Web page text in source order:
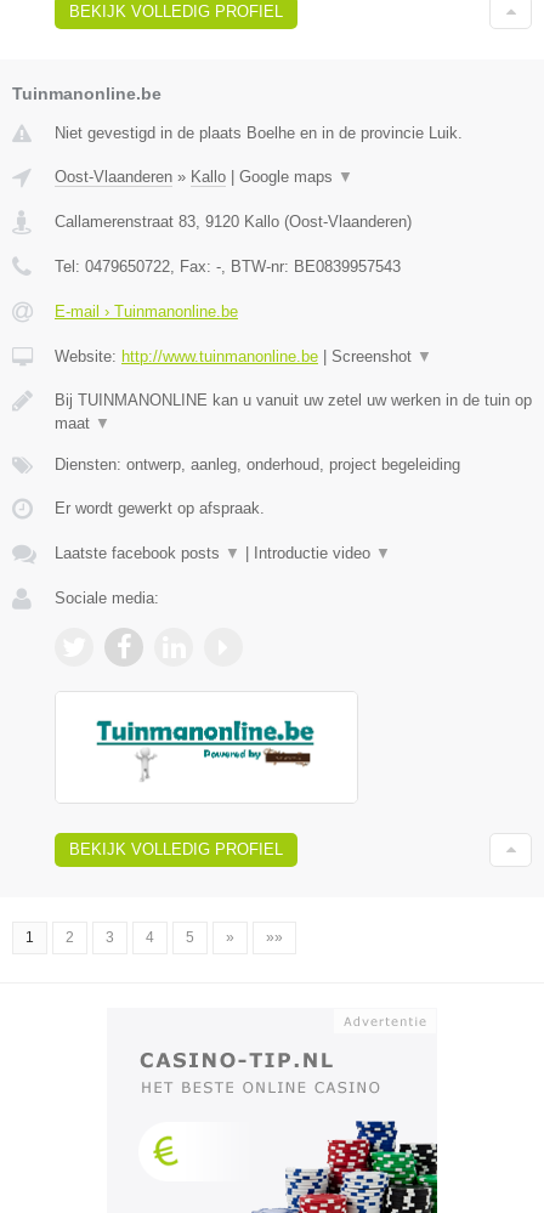
BEKIJK VOLLEDIG PROFIEL
Tuinmanonline.be
Niet gevestigd in de plaats Boelhe en in de provincie Luik.
Oost-Vlaanderen » Kallo Google maps ▼
Callamerenstraat 83 9120 Kallo (Oost-Vlaanderen)
Tel: 0479650722 , Fax: - , BTW-nr: BE0839957543
E-mail › Tuinmanonline.be
Website: http://www.tuinmanonline.be Screenshot ▼
Bij TUINMANONLINE kan u vanuit uw zetel uw werken in de tuin op
maat ▼
Diensten: ontwerp, aanleg, onderhoud, project begeleiding
Er wordt gewerkt op afspraak.
Laatste facebook posts ▼ Introductie video ▼
Sociale media:
BEKIJK VOLLEDIG PROFIEL
1 2 3 4 5 » »»